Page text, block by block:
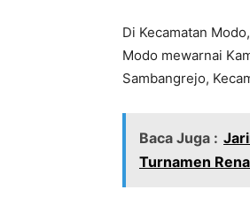
Di Kecamatan
Modo mewarnai
Sambangrejo,
Baca Juga :
Turnamen